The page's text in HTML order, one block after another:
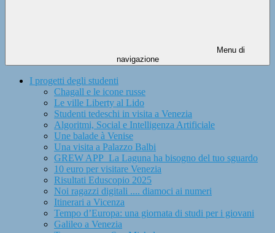
Menu di
navigazione
I progetti degli studenti
Chagall e le icone russe
Le ville Liberty al Lido
Studenti tedeschi in visita a Venezia
Algoritmi, Social e Intelligenza Artificiale
Une balade à Venise
Una visita a Palazzo Balbi
GREW APP_La Laguna ha bisogno del tuo sguardo
10 euro per visitare Venezia
Risultati Eduscopio 2025
Noi ragazzi digitali .... diamoci ai numeri
Itinerari a Vicenza
Tempo d’Europa: una giornata di studi per i giovani
Galileo a Venezia